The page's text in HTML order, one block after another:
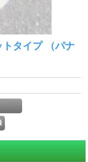
タイプ （パナ